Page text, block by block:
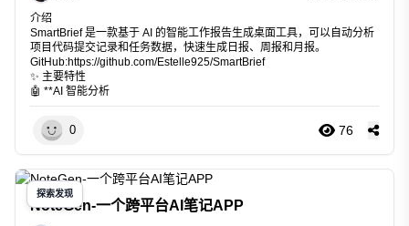
介绍
SmartBrief 是一款基于 AI 的智能工作报告生成桌面工具，可以自动分析
项目代码提交记录和任务数据，快速生成日报、周报和月报。
GitHub:https://github.com/Estelle925/SmartBrief
✨ 主要特性
🤖 **AI 智能分析
0 76
探索发现
NoteGen-一个跨平台AI笔记APP